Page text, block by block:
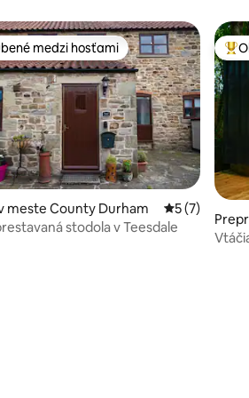
medzi hosťami
medzi hosťami
meste County Durham Priemerné
5 (7)
stodola v Teesdale